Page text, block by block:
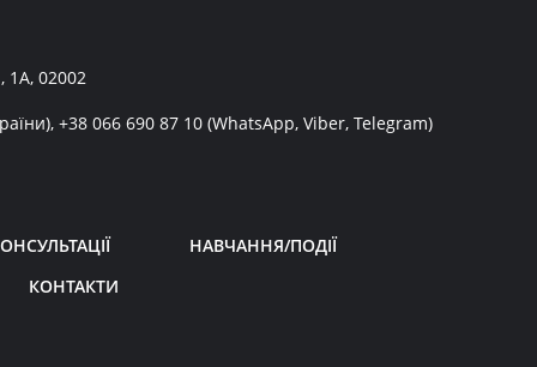
1А, 02002
+38 066 690 87 10 (WhatsApp, Viber, Telegram)
НАВЧАННЯ/ПОДІЇ
КОНТАКТИ